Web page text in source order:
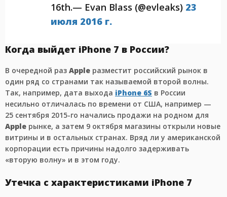
16th.— Evan Blass (@evleaks) 23
июля 2016 г.
Когда выйдет iPhone 7 в России?
В очередной раз Apple разместит российский рынок в
один ряд со странами так называемой второй волны.
Так, например, дата выхода iPhone 6S в России
несильно отличалась по времени от США, например —
25 сентября 2015-го начались продажи на родном для
Apple рынке, а затем 9 октября магазины открыли новые
витрины и в остальных странах. Вряд ли у американской
корпорации есть причины надолго задерживать
«вторую волну» и в этом году.
Утечка с характеристиками iPhone 7